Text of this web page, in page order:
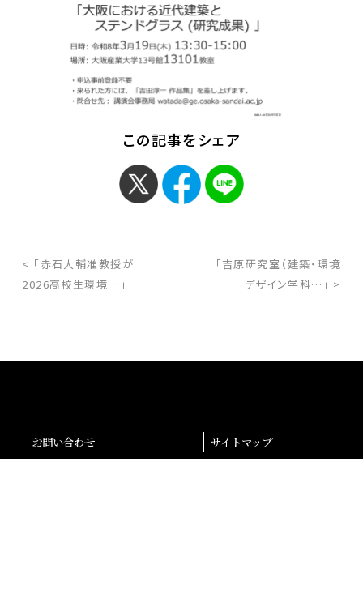
この記事をシェア
< 「赤石大輔准教授が
2026高校生環境…」
「吉原研究室（建築・環境
デザイン学科…」 >
お問い合わせ サイトマップ